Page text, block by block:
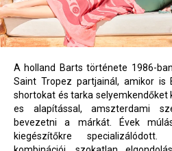
A holland Barts története 1986-
Saint Tropez partjainál, amikor is
shortokat és tarka selyemkendőket
es alapítással, amszterdami
bevezetni a márkát. Évek
kiegészítőkre